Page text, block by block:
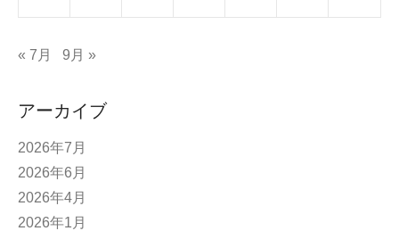
« 7月 9月 »
アーカイブ
2026年7月
2026年6月
2026年4月
2026年1月